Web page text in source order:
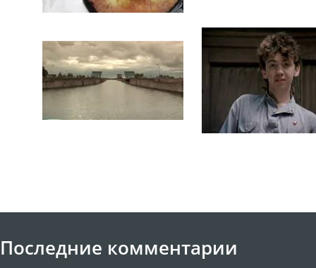
Последние комментарии